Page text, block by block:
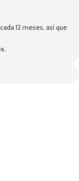
12 meses, así que
.